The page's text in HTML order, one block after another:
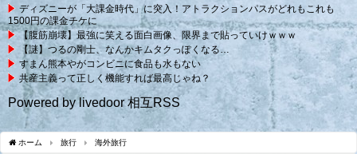
ディズニーが「大課金時代」に突入！アトラクションパスがどれもこれも
1500円の課金チケに
【腹筋崩壊】最強に笑える面白画像、限界まで貼っていけｗｗｗ
【謎】つるの剛士、なんかキムタクっぽくなる…
すまん熊本やがコンビニに食品も水もない
共産主義って正しく機能すれば最高じゃね？
Powered by livedoor 相互RSS
ホーム 旅行 海外旅行